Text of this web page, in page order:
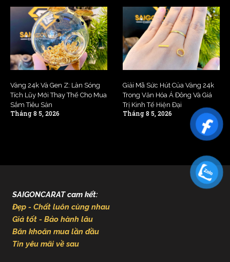
Vàng 24k Và Gen Z: Làn Sóng
Tích Lũy Mới Thay Thế Cho Mua
Sắm Tiêu Sản
Tháng 8 5, 2026
Giải Mã Sức Hút Của Vàng 24k
Trong Văn Hóa Á Đông Và Giá
Trị Kinh Tế Hiện Đại
Tháng 8 5, 2026
SAIGONCARAT cam kết:
Đẹp - Chất luôn cùng nhau
Giá tốt - Bảo hành lâu
Băn khoăn mua lần đầu
Tin yêu mãi về sau